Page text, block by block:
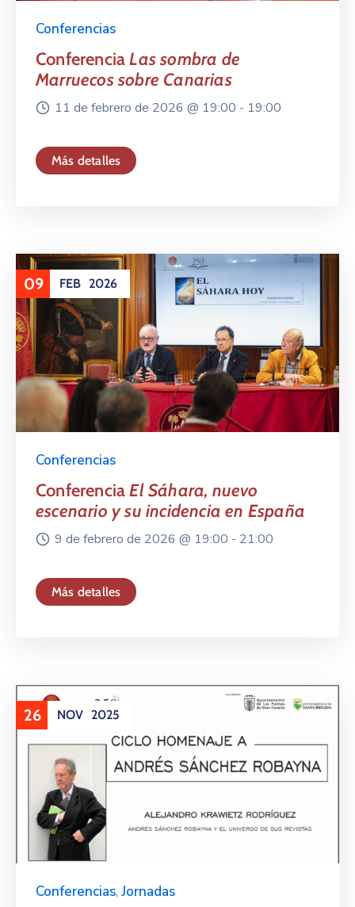
Conferencias
ConferenciaLas sombra de
Marruecos sobre Canarias
11 de febrero de 2026 @ 19:00 - 19:00
Más detalles
09 FEB 2026
Conferencias
ConferenciaEl Sáhara, nuevo
escenario y su incidencia en España
9 de febrero de 2026 @ 19:00 - 21:00
Más detalles
26 NOV 2025
Conferencias, Jornadas